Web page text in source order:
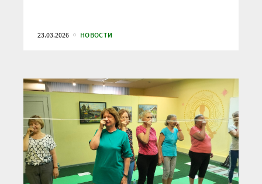
23.03.2026 НОВОСТИ